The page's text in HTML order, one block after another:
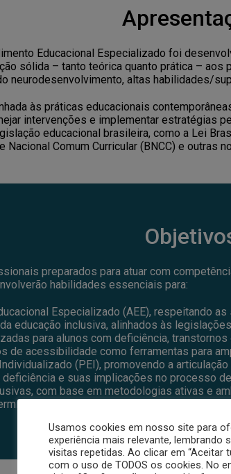
Educacional Especializado foi
sólida – tanto teórica quanto prática –
neurodesenvolvimento, altas habilidades/
às práticas educacionais
intervenções e implementar estratégias
educacional brasileira, como a Lei
Comum Curricular (BNCC) e outras
preparados para atuar com
habilidades essenciais para:
Especializado (AEE), respeitando
educação inclusiva, alinhados às
para alunos com deficiência,
acessibilidade como ferramentas para
(PEI), promovendo a
e suas implicações no processo
com base em metodologias ativas e
aplicar os conhecimentos adquiridos e
Usamos cookies em nosso site para
experiência mais relevante, lembrando
visitas repetidas. Ao clicar em “Aceitar
com o uso de TODOS os cookies. No